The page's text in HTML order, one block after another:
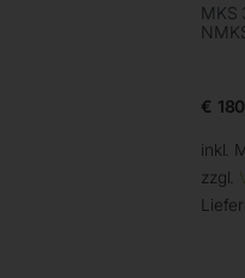
MKS
€
inkl.
zzgl.